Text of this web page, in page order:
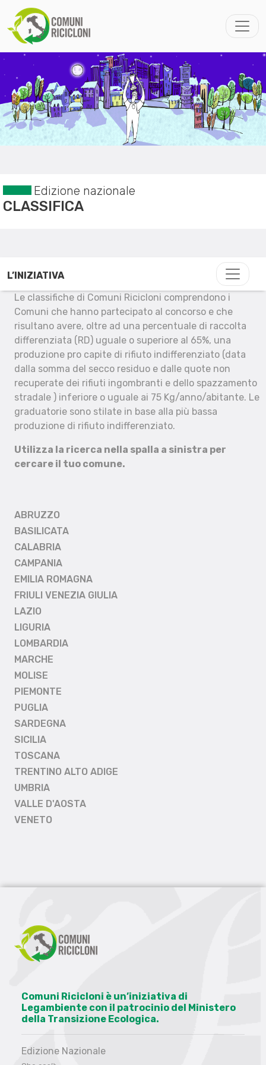
Edizione nazionale
CLASSIFICA
L’INIZIATIVA
Le classifiche di Comuni Ricicloni comprendono i
Comuni che hanno partecipato al concorso e che
risultano avere, oltre ad una percentuale di raccolta
differenziata (RD) uguale o superiore al 65%, una
produzione pro capite di rifiuto indifferenziato (data
dalla somma del secco residuo e dalle quote non
recuperate dei rifiuti ingombranti e dello spazzamento
stradale ) inferiore o uguale ai 75 Kg/anno/abitante. Le
graduatorie sono stilate in base alla più bassa
produzione di rifiuto indifferenziato.
Utilizza la ricerca nella spalla a sinistra per
cercare il tuo comune.
ABRUZZO
BASILICATA
CALABRIA
CAMPANIA
EMILIA ROMAGNA
FRIULI VENEZIA GIULIA
LAZIO
LIGURIA
LOMBARDIA
MARCHE
MOLISE
PIEMONTE
PUGLIA
SARDEGNA
SICILIA
TOSCANA
TRENTINO ALTO ADIGE
UMBRIA
VALLE D'AOSTA
VENETO
Comuni Ricicloni è un’iniziativa di
Legambiente con il patrocinio del Ministero
della Transizione Ecologica.
Edizione Nazionale